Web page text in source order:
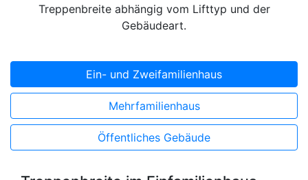
Treppenbreite abhängig vom Lifttyp und der
Gebäudeart.
Ein- und Zweifamilienhaus
Mehrfamilienhaus
Öffentliches Gebäude